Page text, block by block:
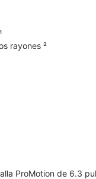
rayones ²
ProMotion de 6.3